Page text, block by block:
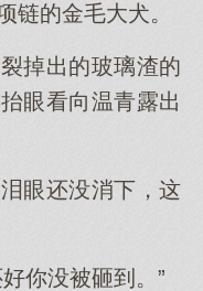
链的金毛大犬。
掉出的玻璃渣的
眼看向温青露出
眼还没消下，这
你没被砸到。”